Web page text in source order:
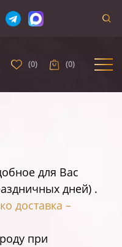
(0) (0)
для Вас
дней) .
доставка –
при